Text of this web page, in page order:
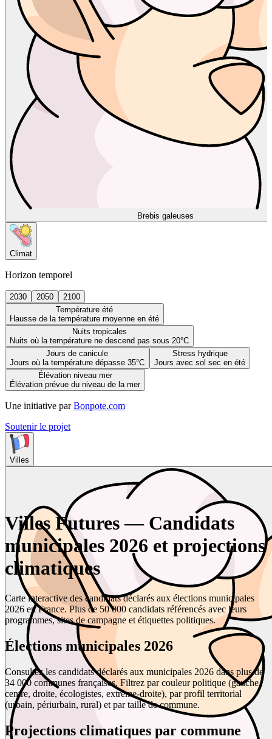
Brebis galeuses
Climat
Horizon temporel
2030 2050
2100
Température été
Hausse de la température moyenne en été
Nuits tropicales
Nuits où la température ne descend pas sous 20°C
Jours de canicule
Jours où la température dépasse 35°C
Stress hydrique
Jours avec sol sec en été
Élévation niveau mer
Élévation prévue du niveau de la mer
Une initiative par Bonpote.com
Soutenir le projet
Villes
Villes Futures — Candidats
municipales 2026 et projections
climatiques
Carte interactive des candidats déclarés aux élections municipales
2026 en France. Plus de 50 000 candidats référencés avec leurs
programmes, sites de campagne et étiquettes politiques.
Élections municipales 2026
Consultez les candidats déclarés aux municipales 2026 dans plus de
34 000 communes françaises. Filtrez par couleur politique (gauche,
centre, droite, écologistes, extrême-droite), par profil territorial
(urbain, périurbain, rural) et par taille de commune.
Projections climatiques par commune